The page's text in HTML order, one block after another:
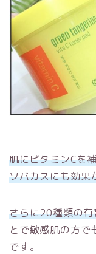
肌にビタミンCを
ソバカスにも効果
さらに20種類の
とで敏感肌の方で
です。